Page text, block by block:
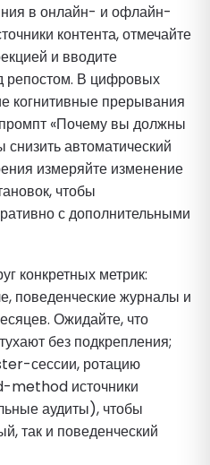
в онлайн- и офлайн-
контента, отмечайте
и вводите
репостом. В цифровых
когнитивные прерывания
«Почему вы должны
снизить автоматический
измеряйте изменение
чтобы
с дополнительными
конкретных метрик:
поведенческие журналы и
Ожидайте, что
без подкрепления;
сессии, ротацию
method источники
аудиты), чтобы
так и поведенческий